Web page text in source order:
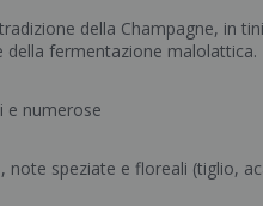
della Champagne, in
fermentazione malolattica.
e numerose
note speziate e floreali (tiglio,